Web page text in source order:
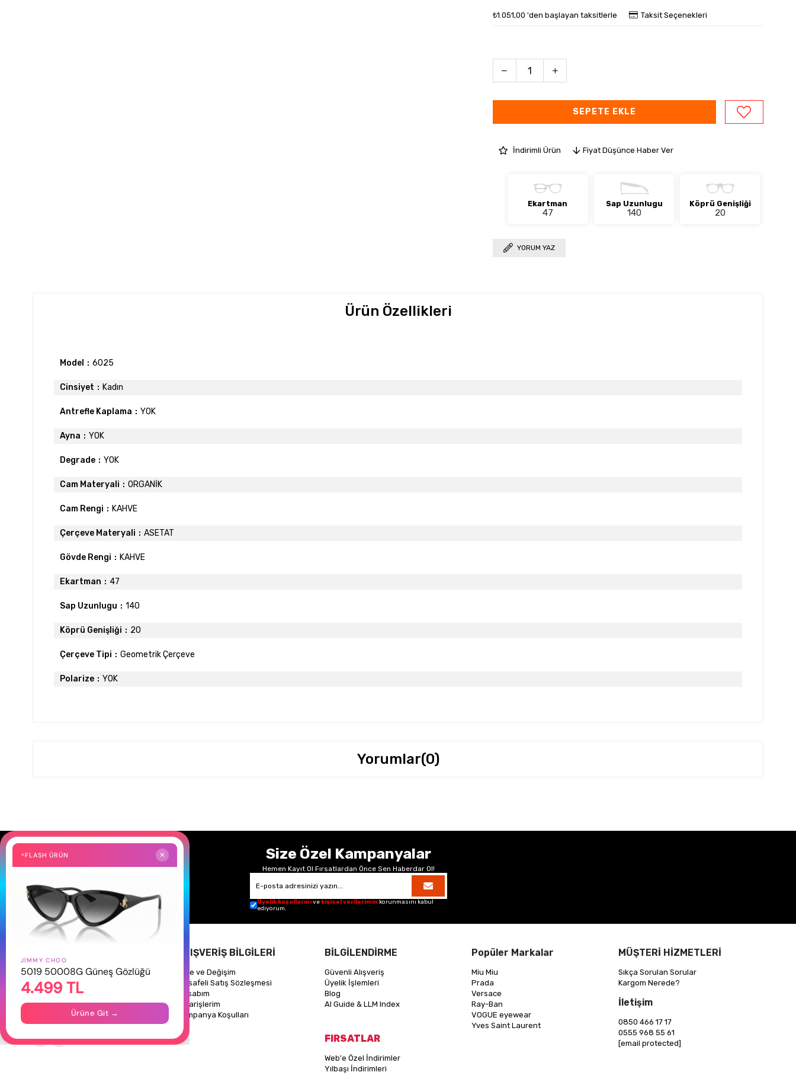
₺1.051,00 'den başlayan taksitlerle Taksit Seçenekleri
İndirimli Ürün Fiyat Düşünce Haber Ver
Ekartman
47
Sap Uzunlugu
140
Köprü Genişliği
20
YORUM YAZ
Ürün Özellikleri
Model 6025
Cinsiyet Kadın
Antrefle Kaplama YOK
Ayna YOK
Degrade YOK
Cam Materyali ORGANİK
Cam Rengi KAHVE
Çerçeve Materyali ASETAT
Gövde Rengi KAHVE
Ekartman 47
Sap Uzunlugu 140
Köprü Genişliği 20
Çerçeve Tipi Geometrik Çerçeve
Polarize YOK
Yorumlar(0)
Size Özel Kampanyalar
Hemen Kayıt Ol Fırsatlardan Önce Sen Haberdar Ol!
Üyelik koşullarınıve kişisel verilerimin korunmasını kabul
ediyorum.
Hakkımızda
Gizlilik Politikası
İletişim
Mağazalarımız
Takipte Kal
ALIŞVERİŞ BİLGİLERİ
İade ve Değişim
Mesafeli Satış Sözleşmesi
Hesabım
Siparişlerim
Kampanya Koşulları
BİLGİLENDİRME
Güvenli Alışveriş
Üyelik İşlemleri
Blog
AI Guide & LLM Index
FIRSATLAR
Web'e Özel İndirimler
Yılbaşı İndirimleri
Popüler Markalar
Miu Miu
Prada
Versace
Ray-Ban
VOGUE eyewear
Yves Saint Laurent
MÜŞTERİ HİZMETLERİ
Sıkça Sorulan Sorular
Kargom Nerede?
İletişim
0850 466 17 17
0555 968 55 61
[email protected]
FLASH ÜRÜN ✕
JIMMY CHOO
5019 50008G Güneş Gözlüğü
4.499 TL
Ürüne Git →